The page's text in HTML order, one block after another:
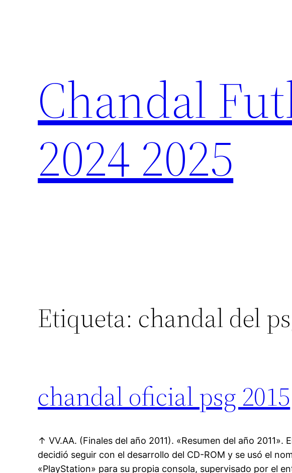
Chandal
2024 2025
Etiqueta: chandal del
chandal oficial psg 2015
↑ VV.AA. (Finales del año 2011). «Resumen del año 2011».
decidió seguir con el desarrollo del CD-ROM y se usó el
«PlayStation» para su propia consola, supervisado por el